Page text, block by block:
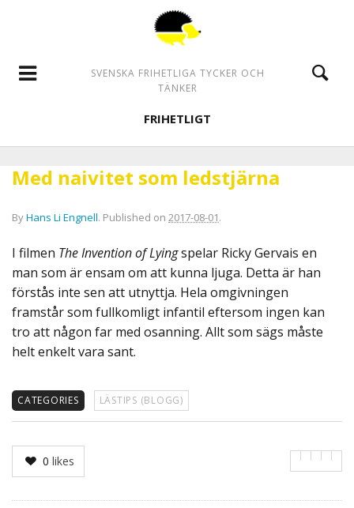
SVENSKA FRIHETLIGA TYCKER OCH
TÄNKER
FRIHETLIGT
Med naivitet som ledstjärna
ByHans Li Engnell. Published on 2017-08-01.
I filmen The Invention of Lyingspelar Ricky Gervais en
man som är ensam om att kunna ljuga. Detta är han
förstås inte sen att utnyttja. Hela omgivningen
framstår som fullkomligt infantil eftersom ingen kan
tro att någon far med osanning. Allt som sägs måste
helt enkelt vara sant.
CATEGORIES LÄSTIPS (BLOGG)
0 likes